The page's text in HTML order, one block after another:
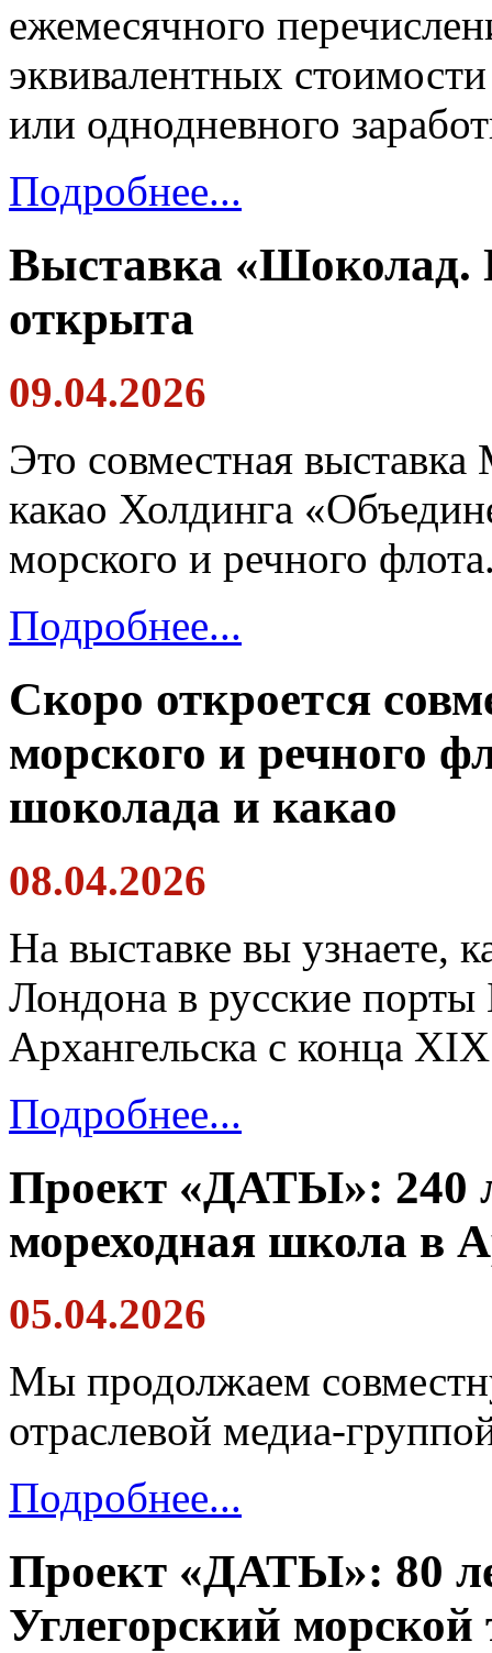
ежемесячного
эквивалентных
или однодневного
Подробнее...
Выставка «Шоколад.
открыта
09.04.2026
Это совместная
какао Холдинга
морского и речного
Подробнее...
Скоро откроется
морского и речного
шоколада и какао
08.04.2026
На выставке вы узнаете,
Лондона в русские порты
Архангельска с конца
Подробнее...
Проект «ДАТЫ»: 240
мореходная школа в
05.04.2026
Мы продолжаем
отраслевой медиа-
Подробнее...
Проект «ДАТЫ»: 80
Углегорский